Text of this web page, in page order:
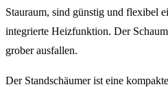
Stauraum, sind günstig und flexibel
integrierte Heizfunktion. Der
grober ausfallen.
Der Standschäumer ist eine